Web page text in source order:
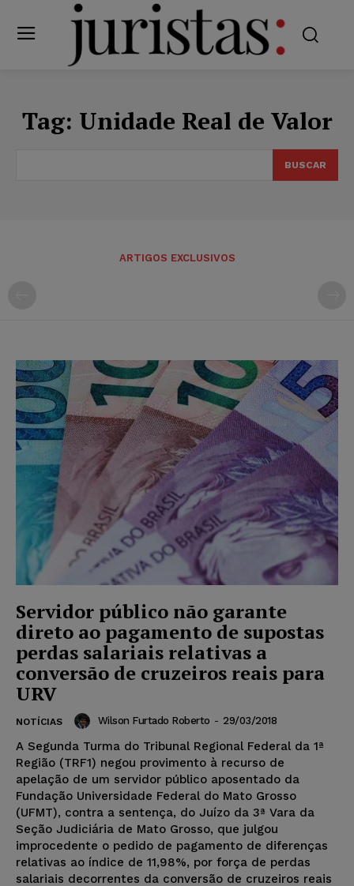
Tag: Unidade Real de Valor
BUSCAR
ARTIGOS EXCLUSIVOS
Servidor público não garante
direto ao pagamento de supostas
perdas salariais relativas a
conversão de cruzeiros reais para
URV
NOTÍCIAS Wilson Furtado Roberto - 29/03/2018
A Segunda Turma do Tribunal Regional Federal da 1ª
Região (TRF1) negou provimento à recurso de
apelação de um servidor público aposentado da
Fundação Universidade Federal do Mato Grosso
(UFMT), contra a sentença, do Juízo da 3ª Vara da
Seção Judiciária de Mato Grosso, que julgou
improcedente o pedido de pagamento de diferenças
relativas ao índice de 11,98%, por força de perdas
salariais decorrentes da conversão de cruzeiros reais